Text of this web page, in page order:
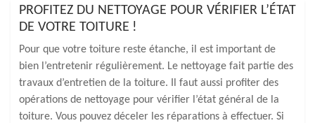
PROFITEZ DU NETTOYAGE POUR VÉRIFIER L’ÉTAT
DE VOTRE TOITURE !
Pour que votre toiture reste étanche, il est important de
bien l’entretenir régulièrement. Le nettoyage fait partie des
travaux d’entretien de la toiture. Il faut aussi profiter des
opérations de nettoyage pour vérifier l’état général de la
toiture. Vous pouvez déceler les réparations à effectuer. Si